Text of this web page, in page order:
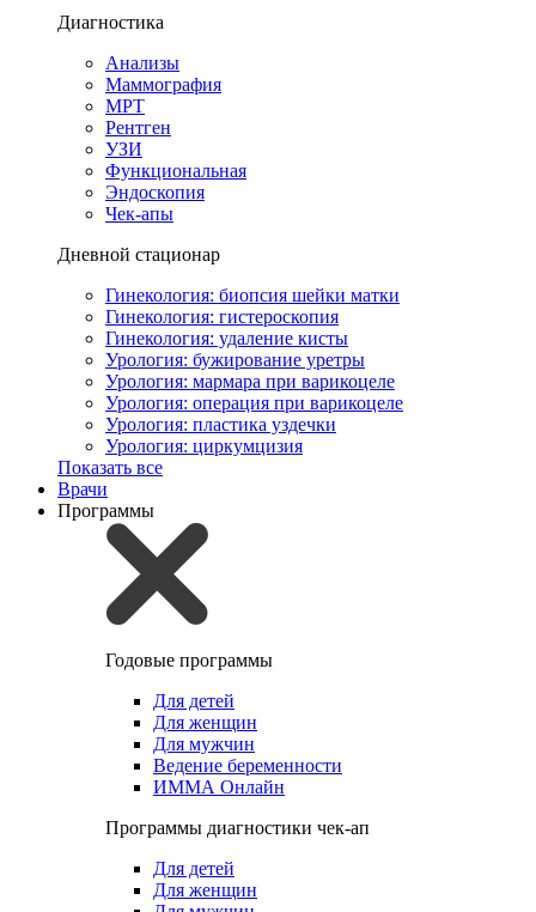
Диагностика
Анализы
Маммография
МРТ
Рентген
УЗИ
Функциональная
Эндоскопия
Чек-апы
Дневной стационар
Гинекология: биопсия шейки матки
Гинекология: гистероскопия
Гинекология: удаление кисты
Урология: бужирование уретры
Урология: мармара при варикоцеле
Урология: операция при варикоцеле
Урология: пластика уздечки
Урология: циркумцизия
Показать все
Врачи
Программы
Годовые программы
Для детей
Для женщин
Для мужчин
Ведение беременности
ИММА Онлайн
Программы диагностики чек-ап
Для детей
Для женщин